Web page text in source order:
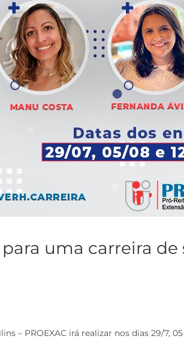
uma carreira de
– PROEXAC irá realizar nos dias 29/7,